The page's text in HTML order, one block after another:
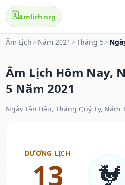
🗓️Amlich.org
Âm Lịch > Năm 2021 >Tháng 5 >
Âm Lịch Hôm Nay,
5 Năm 2021
Ngày Tân Dậu, Tháng Quý Tỵ, Năm
DƯƠNG LỊCH
13 🐓